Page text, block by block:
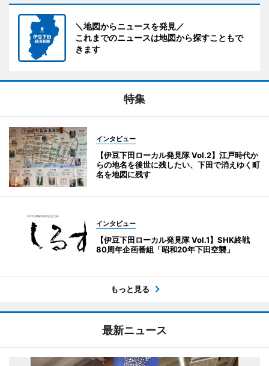
＼地図からニュースを発見／
これまでのニュースは地図から探すこともで
きます
特集
インタビュー
【伊豆下田ローカル発見隊 Vol.2】江戸時代か
らの地名を後世に残したい、下田で消えゆく町
名を地図に残す
インタビュー
【伊豆下田ローカル発見隊 Vol.1】SHK終戦
80周年企画番組「昭和20年下田空襲」
もっと見る
最新ニュース